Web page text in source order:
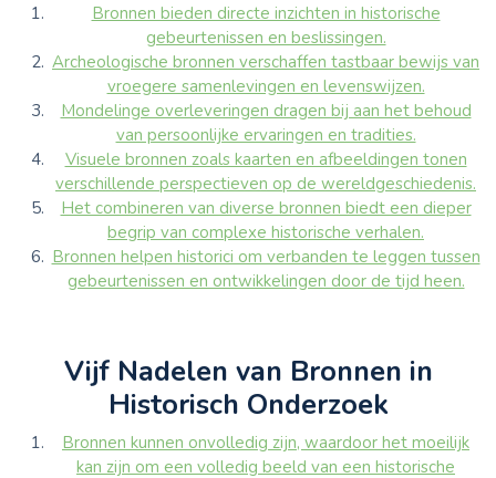
Bronnen bieden directe inzichten in historische
gebeurtenissen en beslissingen.
Archeologische bronnen verschaffen tastbaar bewijs van
vroegere samenlevingen en levenswijzen.
Mondelinge overleveringen dragen bij aan het behoud
van persoonlijke ervaringen en tradities.
Visuele bronnen zoals kaarten en afbeeldingen tonen
verschillende perspectieven op de wereldgeschiedenis.
Het combineren van diverse bronnen biedt een dieper
begrip van complexe historische verhalen.
Bronnen helpen historici om verbanden te leggen tussen
gebeurtenissen en ontwikkelingen door de tijd heen.
Vijf Nadelen van Bronnen in
Historisch Onderzoek
Bronnen kunnen onvolledig zijn, waardoor het moeilijk
kan zijn om een volledig beeld van een historische